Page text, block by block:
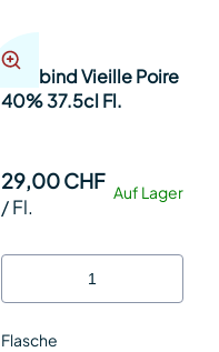
Fassbind Vieille Poire
40% 37.5cl Fl.
Auf Lager
29,00 CHF
/Fl.
Flasche